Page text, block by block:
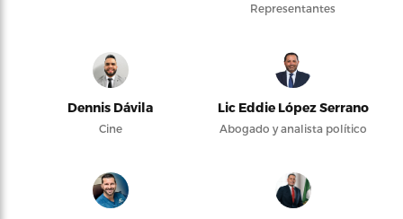
Representantes
Dennis Dávila
Cine
Lic Eddie López Serrano
Abogado y analista político